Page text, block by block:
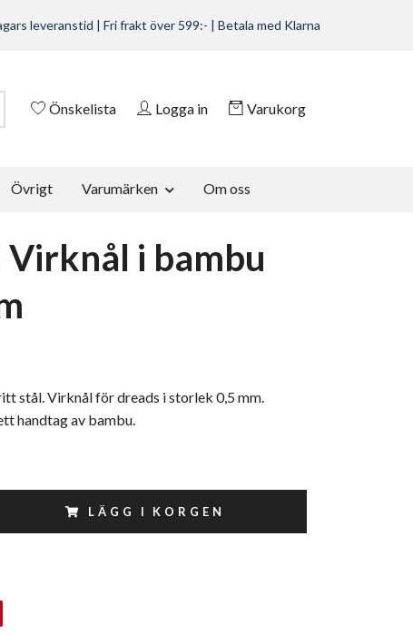
leveranstid | Fri frakt över 599:- | Betala med Klarna
Önskelista Logga in Varukorg
Övrigt Varumärken Om oss
Virknål i bambu
stål. Virknål för dreads i storlek 0,5 mm.
handtag av bambu.
LÄGG I KORGEN